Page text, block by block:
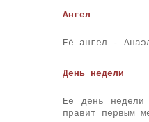
Ангел
Её ангел -
День недели
Её день
правит первым